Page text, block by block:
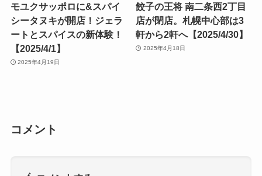
モユクサッポロに&スパイ
シータヌキが開店！ジェラ
ートとスパイスの新体験！
【2025/4/1】
2025年4月19日
餃子の王将 南二条西2丁目
店が閉店。札幌中心部は3
軒から2軒へ【2025/4/30】
2025年4月18日
コメント